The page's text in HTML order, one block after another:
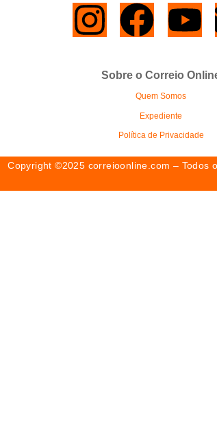
Sobre o Correio
Quem Somos
Expediente
Política de Privacidade
Copyright ©2025 correioonline.com – Todos